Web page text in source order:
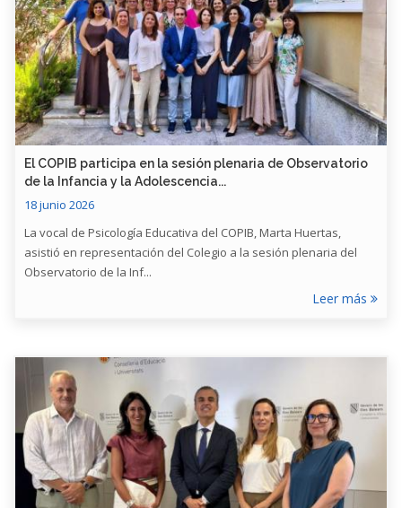
​El COPIB participa en la sesión plenaria de Observatorio
de la Infancia y la Adolescencia...
18 junio 2026
La vocal de Psicología Educativa del COPIB, Marta Huertas,
asistió en representación del Colegio a la sesión plenaria del
Observatorio de la Inf...
Leer más